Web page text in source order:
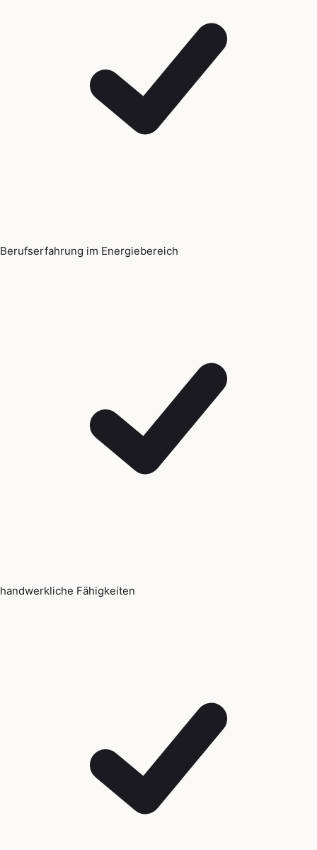
Berufserfahrung im Energiebereich
handwerkliche Fähigkeiten